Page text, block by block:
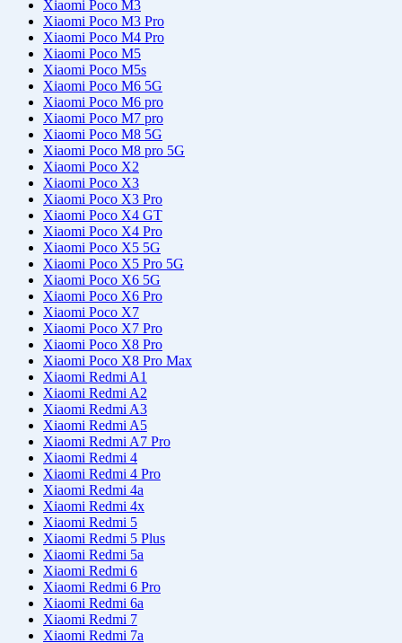
Xiaomi Poco M3
Xiaomi Poco M3 Pro
Xiaomi Poco M4 Pro
Xiaomi Poco M5
Xiaomi Poco M5s
Xiaomi Poco M6 5G
Xiaomi Poco M6 pro
Xiaomi Poco M7 pro
Xiaomi Poco M8 5G
Xiaomi Poco M8 pro 5G
Xiaomi Poco X2
Xiaomi Poco X3
Xiaomi Poco X3 Pro
Xiaomi Poco X4 GT
Xiaomi Poco X4 Pro
Xiaomi Poco X5 5G
Xiaomi Poco X5 Pro 5G
Xiaomi Poco X6 5G
Xiaomi Poco X6 Pro
Xiaomi Poco X7
Xiaomi Poco X7 Pro
Xiaomi Poco X8 Pro
Xiaomi Poco X8 Pro Max
Xiaomi Redmi A1
Xiaomi Redmi A2
Xiaomi Redmi A3
Xiaomi Redmi A5
Xiaomi Redmi A7 Pro
Xiaomi Redmi 4
Xiaomi Redmi 4 Pro
Xiaomi Redmi 4a
Xiaomi Redmi 4x
Xiaomi Redmi 5
Xiaomi Redmi 5 Plus
Xiaomi Redmi 5a
Xiaomi Redmi 6
Xiaomi Redmi 6 Pro
Xiaomi Redmi 6a
Xiaomi Redmi 7
Xiaomi Redmi 7a